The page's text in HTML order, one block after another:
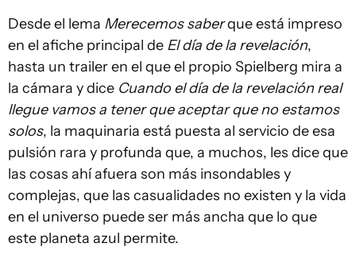
Desde el lema Merecemos saberque está impreso
en el afiche principal de El día de la revelación,
hasta un trailer en el que el propio Spielberg mira a
la cámara y dice Cuando el día de la revelación real
llegue vamos a tener que aceptar que no estamos
solos, la maquinaria está puesta al servicio de esa
pulsión rara y profunda que, a muchos, les dice que
las cosas ahí afuera son más insondables y
complejas, que las casualidades no existen y la vida
en el universo puede ser más ancha que lo que
este planeta azul permite.